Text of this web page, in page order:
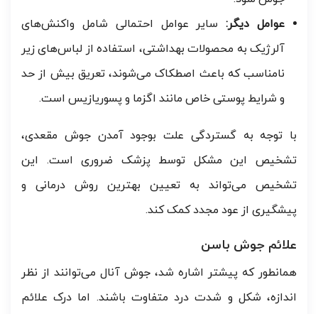
عوامل دیگر:سایر عوامل احتمالی شامل واکنش‌های
آلرژیک به محصولات بهداشتی، استفاده از لباس‌های زیر
نامناسب که باعث اصطکاک می‌شوند، تعریق بیش از حد
و شرایط پوستی خاص مانند اگزما و پسوریازیس است.
با توجه به گستردگی علت بوجود آمدن جوش مقعدی،
تشخیص این مشکل توسط پزشک ضروری است. این
تشخیص می‌تواند به تعیین بهترین روش درمانی و
پیشگیری از عود مجدد کمک کند.
علائم جوش باسن
همانطور که پیشتر اشاره شد، جوش آنال می‌توانند از نظر
اندازه، شکل و شدت درد متفاوت باشند. اما درک علائم